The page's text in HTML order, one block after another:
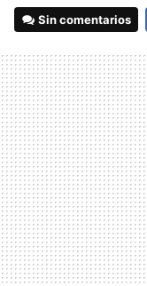
Sin comentarios